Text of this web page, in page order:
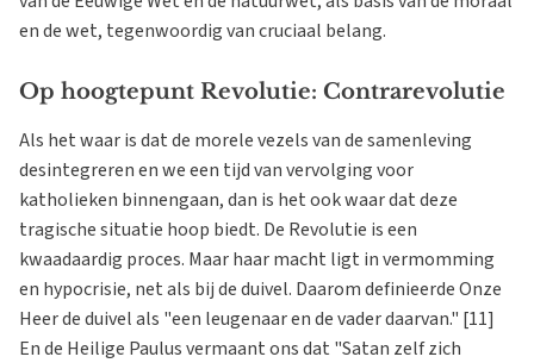
en de wet, tegenwoordig van cruciaal belang.
Op hoogtepunt Revolutie: Contrarevolutie
Als het waar is dat de morele vezels van de samenleving
desintegreren en we een tijd van vervolging voor
katholieken binnengaan, dan is het ook waar dat deze
tragische situatie hoop biedt. De Revolutie is een
kwaadaardig proces. Maar haar macht ligt in vermomming
en hypocrisie, net als bij de duivel. Daarom definieerde Onze
Heer de duivel als "een leugenaar en de vader daarvan." [11]
En de Heilige Paulus vermaant ons dat "Satan zelf zich